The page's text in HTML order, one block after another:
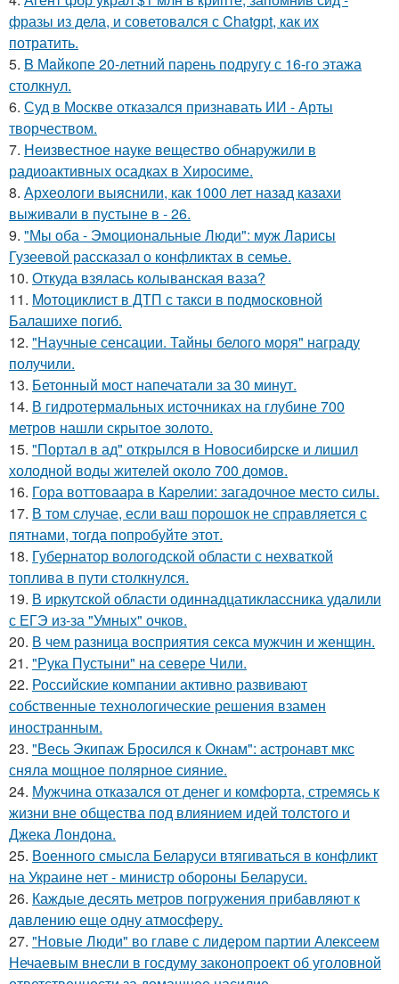
фразы из дела, и советовался с Chatgpt, как их
потратить.
5. B Мaйкопе 20-летний парень подругу с 16-го этажа
столкнул.
6. Суд в Москве отказался признавать ИИ - Арты
творчеством.
7. Неизвестное науке вещество обнаружили в
радиоактивных осадках в Хиросиме.
8. Археологи выяснили, как 1000 лет назад казахи
выживали в пустыне в - 26.
9. "Мы оба - Эмоциональные Люди": муж Ларисы
Гузеевой рассказал о конфликтах в семье.
10. Откуда взялась колыванская ваза?
11. Moтоциклист в ДТП с такси в подмосковной
Балашихе погиб.
12. "Научные сенсации. Тайны белого моря" награду
получили.
13. Бетонный мост напечатали за 30 минут.
14. В гидротермальных источниках на глубине 700
метров нашли скрытое золото.
15. "Портал в ад" открылся в Новосибирске и лишил
холодной воды жителей около 700 домов.
16. Гора воттоваара в Карелии: загадочное место силы.
17. В том случае, если ваш порошок не справляется с
пятнами, тогда попробуйте этот.
18. Губернатор вологодской области с нехваткой
топлива в пути столкнулся.
19. В иркутской области одиннадцатиклассника удалили
с ЕГЭ из-за "Умных" очков.
20. В чем разница восприятия секса мужчин и женщин.
21. "Рука Пустыни" на севере Чили.
22. Российские компании активно развивают
собственные технологические решения взамен
иностранным.
23. "Весь Экипаж Бросился к Окнам": астронавт мкс
сняла мощное полярное сияние.
24. Мужчина отказался от денег и комфорта, стремясь к
жизни вне общества под влиянием идей толстого и
Джека Лондона.
25. Военного смысла Беларуси втягиваться в конфликт
на Украине нет - министр обороны Беларуси.
26. Каждые десять метров погружения прибавляют к
давлению еще одну атмосферу.
27. "Новые Люди" во главе с лидером партии Алексеем
Нечаевым внесли в госдуму законопроект об уголовной